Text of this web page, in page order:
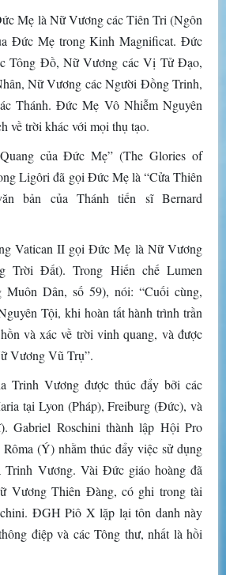
Mẹ là Nữ Vương các Tiên Tri (Ngôn
Đức Mẹ trong Kinh Magnificat. Đức
Tông Đồ, Nữ Vương các Vị Tử Đạo,
Nữ Vương các Người Đồng Trinh,
Thánh. Đức Mẹ Vô Nhiễm Nguyên
về trời khác với mọi thụ tạo.
của Đức Mẹ” (The Glories of
Ligôri đã gọi Đức Mẹ là “Cửa Thiên
bản của Thánh tiến sĩ Bernard
Vatican II gọi Đức Mẹ là Nữ Vương
Trời Đất). Trong Hiến chế Lumen
Muôn Dân, số 59), nói: “Cuối cùng,
Tội, khi hoàn tất hành trình trần
và xác về trời vinh quang, và được
Vương Vũ Trụ”.
Trinh Vương được thúc đẩy bởi các
tại Lyon (Pháp), Freiburg (Đức), và
Gabriel Roschini thành lập Hội Pro
(Ý) nhằm thúc đẩy việc sử dụng
Vương. Vài Đức giáo hoàng đã
Vương Thiên Đàng, có ghi trong tài
ĐGH Piô X lặp lại tôn danh này
điệp và các Tông thư, nhất là hồi